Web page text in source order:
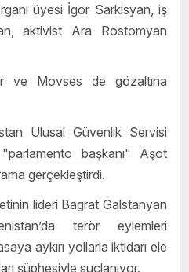
üyesi İgor Sarkisyan, iş
aktivist Ara Rostomyan
ve Movses de gözaltına
Ulusal Güvenlik Servisi
"parlamento başkanı" Aşot
gerçekleştirdi.
lideri Bagrat Galstanyan
terör eylemleri
aykırı yollarla iktidarı ele
şüphesiyle suçlanıyor.